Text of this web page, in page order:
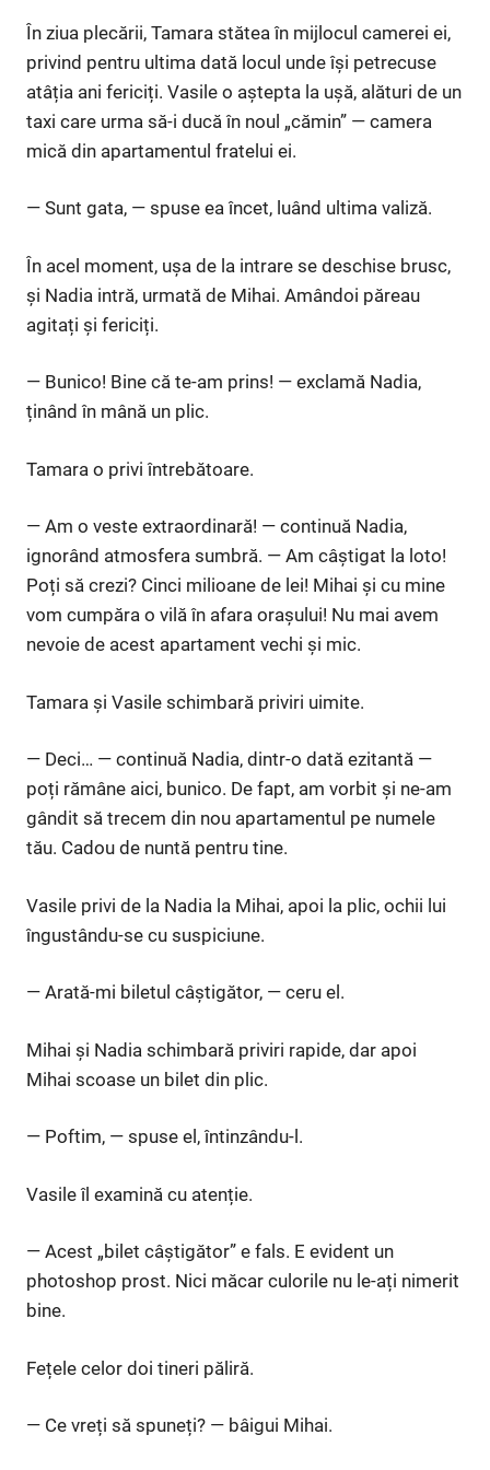
În ziua plecării, Tamara stătea în mijlocul camerei ei,
privind pentru ultima dată locul unde își petrecuse
atâția ani fericiți. Vasile o aștepta la ușă, alături de un
taxi care urma să-i ducă în noul „cămin” — camera
mică din apartamentul fratelui ei.
— Sunt gata, — spuse ea încet, luând ultima valiză.
În acel moment, ușa de la intrare se deschise brusc,
și Nadia intră, urmată de Mihai. Amândoi păreau
agitați și fericiți.
— Bunico! Bine că te-am prins! — exclamă Nadia,
ținând în mână un plic.
Tamara o privi întrebătoare.
— Am o veste extraordinară! — continuă Nadia,
ignorând atmosfera sumbră. — Am câștigat la loto!
Poți să crezi? Cinci milioane de lei! Mihai și cu mine
vom cumpăra o vilă în afara orașului! Nu mai avem
nevoie de acest apartament vechi și mic.
Tamara și Vasile schimbară priviri uimite.
— Deci… — continuă Nadia, dintr-o dată ezitantă —
poți rămâne aici, bunico. De fapt, am vorbit și ne-am
gândit să trecem din nou apartamentul pe numele
tău. Cadou de nuntă pentru tine.
Vasile privi de la Nadia la Mihai, apoi la plic, ochii lui
îngustându-se cu suspiciune.
— Arată-mi biletul câștigător, — ceru el.
Mihai și Nadia schimbară priviri rapide, dar apoi
Mihai scoase un bilet din plic.
— Poftim, — spuse el, întinzându-l.
Vasile îl examină cu atenție.
— Acest „bilet câștigător” e fals. E evident un
photoshop prost. Nici măcar culorile nu le-ați nimerit
bine.
Fețele celor doi tineri păliră.
— Ce vreți să spuneți? — bâigui Mihai.